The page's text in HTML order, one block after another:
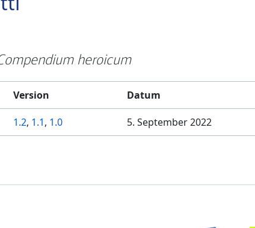
heroicum
Version Datum
1.2, 1.1, 1.0 5. September 2022